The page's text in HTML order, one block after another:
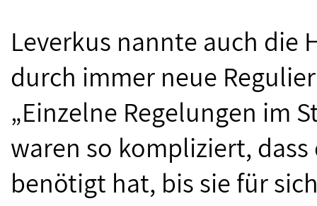
Leverkus nannte auch die
durch immer neue
„Einzelne Regelungen im
waren so kompliziert,
benötigt hat, bis sie für